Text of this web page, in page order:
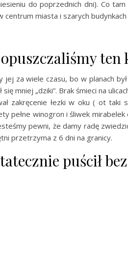
do poprzednich dni). Co
centrum miasta i szarych budynkach
ten
jej za wiele czasu, bo w planach
mniej „dziki”. Brak śmieci na
zakręcenie łezki w oku ( ot taki
pełne winogron i śliwek
pewni, że damy radę
przetrzyma z 6 dni na granicy.
puścił